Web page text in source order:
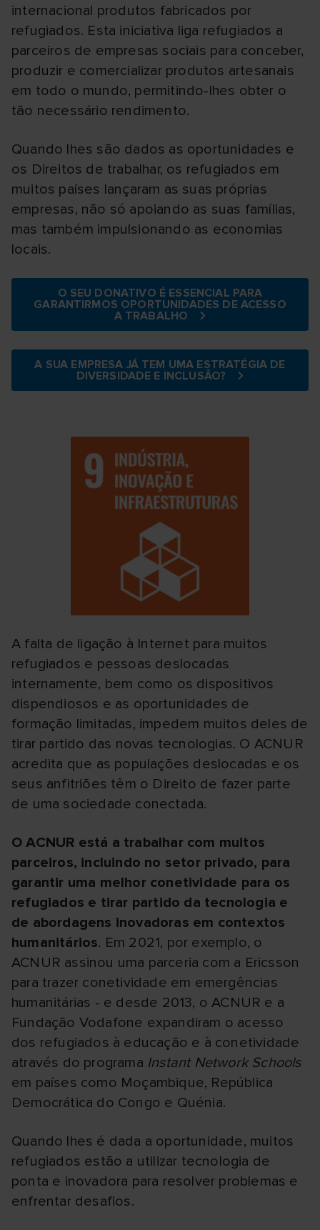
internacional produtos fabricados por
refugiados. Esta iniciativa liga refugiados a
parceiros de empresas sociais para conceber,
produzir e comercializar produtos artesanais
em todo o mundo, permitindo-lhes obter o
tão necessário rendimento.
Quando lhes são dados as oportunidades e
os Direitos de trabalhar, os refugiados em
muitos países lançaram as suas próprias
empresas, não só apoiando as suas famílias,
mas também impulsionando as economias
locais.
O SEU DONATIVO É ESSENCIAL PARA
GARANTIRMOS OPORTUNIDADES DE ACESSO
A TRABALHO
A SUA EMPRESA JÁ TEM UMA ESTRATÉGIA DE
DIVERSIDADE E INCLUSÃO?
A falta de ligação à Internet para muitos
refugiados e pessoas deslocadas
internamente, bem como os dispositivos
dispendiosos e as oportunidades de
formação limitadas, impedem muitos deles de
tirar partido das novas tecnologias. O ACNUR
acredita que as populações deslocadas e os
seus anfitriões têm o Direito de fazer parte
de uma sociedade conectada.
O ACNUR está a trabalhar com muitos
parceiros, incluindo no setor privado, para
garantir uma melhor conetividade para os
refugiados e tirar partido da tecnologia e
de abordagens inovadoras em contextos
humanitários. Em 2021, por exemplo, o
ACNUR assinou uma parceria com a Ericsson
para trazer conetividade em emergências
humanitárias - e desde 2013, o ACNUR e a
Fundação Vodafone expandiram o acesso
dos refugiados à educação e à conetividade
através do programa Instant Network Schools
em países como Moçambique, República
Democrática do Congo e Quénia.
Quando lhes é dada a oportunidade, muitos
refugiados estão a utilizar tecnologia de
ponta e inovadora para resolver problemas e
enfrentar desafios.